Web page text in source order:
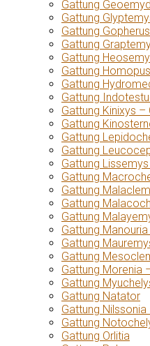
Gattung
Gattung
Gattung
Gattung
Gattung
Gattung
Gattung
Gattung
Gattung Kinixys
Gattung
Gattung
Gattung
Gattung
Gattung
Gattung
Gattung
Gattung
Gattung
Gattung
Gattung
Gattung Morenia
Gattung
Gattung Natator
Gattung
Gattung
Gattung Orlitia